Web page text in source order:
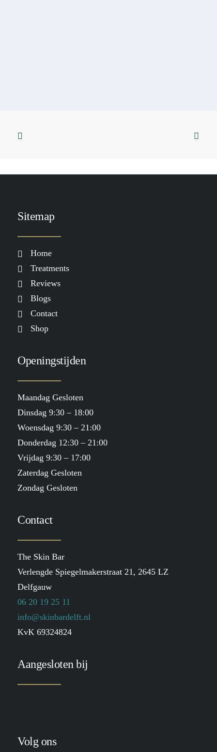
Sitemap
Home
Treatments
Reviews
Blogs
Contact
Shop
Openingstijden
Maandag Gesloten
Dinsdag 9:30 – 18:00
Woensdag 9:30 – 21:00
Donderdag 12:30 – 21:00
Vrijdag 9:30 – 17:00
Zaterdag Gesloten
Zondag Gesloten
Contact
The Skin Bar
Verlengde Spiegelmakerstraat 21, 2645 LZ
Delfgauw
06 20 19 25 11
info@skinbardelft.nl
KvK 69324824
Aangesloten bij
Volg ons